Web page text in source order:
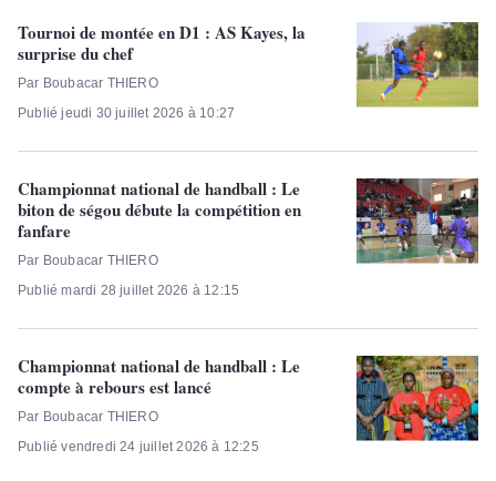
Tournoi de montée en D1 : AS Kayes, la
surprise du chef
Par Boubacar THIERO
Publié jeudi 30 juillet 2026 à 10:27
Championnat national de handball : Le
biton de ségou débute la compétition en
fanfare
Par Boubacar THIERO
Publié mardi 28 juillet 2026 à 12:15
Championnat national de handball : Le
compte à rebours est lancé
Par Boubacar THIERO
Publié vendredi 24 juillet 2026 à 12:25